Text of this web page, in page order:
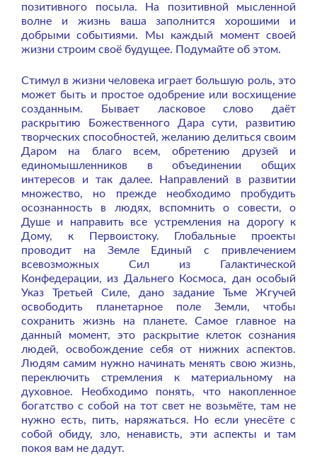
позитивного посыла. На позитивной мысленной
волне и жизнь ваша заполнится хорошими и
добрыми событиями. Мы каждый момент своей
жизни строим своё будущее. Подумайте об этом.
Стимул в жизни человека играет большую роль, это
может быть и простое одобрение или восхищение
созданным. Бывает ласковое слово даёт
раскрытию Божественного Дара сути, развитию
творческих способностей, желанию делиться своим
Даром на благо всем, обретению друзей и
единомышленников в объединении общих
интересов и так далее. Направлений в развитии
множество, но прежде необходимо пробудить
осознанность в людях, вспомнить о совести, о
Душе и направить все устремления на дорогу к
Дому, к Первоистоку. Глобальные проекты
проводит на Земле Единый с привлечением
всевозможных Сил из Галактической
Конфедерации, из Дальнего Космоса, дан особый
Указ Третьей Силе, дано задание Тьме Жгучей
освободить планетарное поле Земли, чтобы
сохранить жизнь на планете. Самое главное на
данный момент, это раскрытие клеток сознания
людей, освобождение себя от нижних аспектов.
Людям самим нужно начинать менять свою жизнь,
переключить стремления к материальному на
духовное. Необходимо понять, что накопленное
богатство с собой на тот свет не возьмёте, там не
нужно есть, пить, наряжаться. Но если унесёте с
собой обиду, зло, ненависть, эти аспекты и там
покоя вам не дадут.